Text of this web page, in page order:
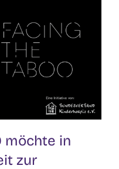
möchte in
zur